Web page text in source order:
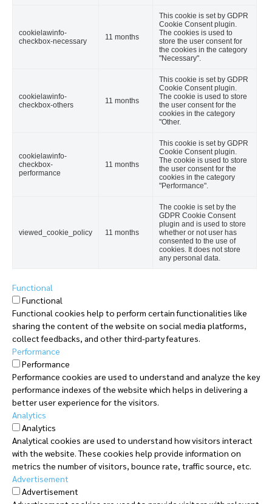
cookielawinfo-
checkbox-necessary
11 months
This cookie is set by GDPR
Cookie Consent plugin.
The cookies is used to
store the user consent for
the cookies in the category
"Necessary".
cookielawinfo-
checkbox-others
11 months
This cookie is set by GDPR
Cookie Consent plugin.
The cookie is used to store
the user consent for the
cookies in the category
"Other.
cookielawinfo-
checkbox-
performance
11 months
This cookie is set by GDPR
Cookie Consent plugin.
The cookie is used to store
the user consent for the
cookies in the category
"Performance".
viewed_cookie_policy 11 months
The cookie is set by the
GDPR Cookie Consent
plugin and is used to store
whether or not user has
consented to the use of
cookies. It does not store
any personal data.
Functional
Functional
Functional cookies help to perform certain functionalities like
sharing the content of the website on social media platforms,
collect feedbacks, and other third-party features.
Performance
Performance
Performance cookies are used to understand and analyze the key
performance indexes of the website which helps in delivering a
better user experience for the visitors.
Analytics
Analytics
Analytical cookies are used to understand how visitors interact
with the website. These cookies help provide information on
metrics the number of visitors, bounce rate, traffic source, etc.
Advertisement
Advertisement